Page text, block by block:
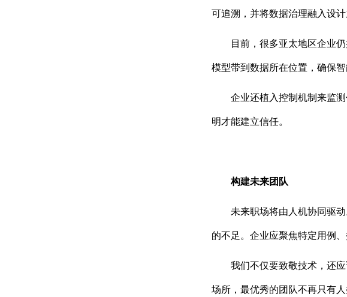
可追溯，并将数据治理融入设计
目前，很多亚太地区企业
模型带到数据所在位置，确保
企业还植入控制机制来监
明才能建立信任。
构建未来团队
未来职场将由人机协同驱
的不足。企业应聚焦特定用例
我们不仅要致敬技术，还
场所，最优秀的团队不再只有